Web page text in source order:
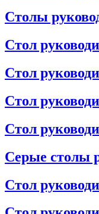
Столы
Стол
Стол
Стол
Стол
Серые столы
Стол